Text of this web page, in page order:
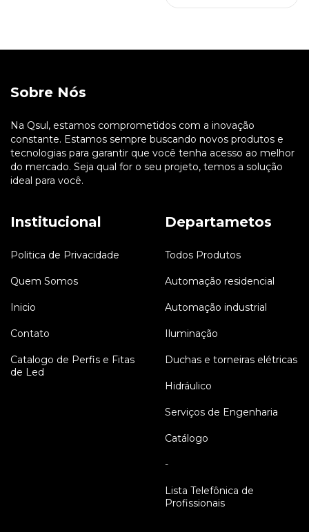
Sobre Nós
Na Qsul, estamos comprometidos com a inovação
constante. Estamos sempre buscando novos produtos e
tecnologias para garantir que você tenha acesso ao melhor
do mercado. Seja qual for o seu projeto, temos a solução
ideal para você.
Institucional
Politica de Privacidade
Quem Somos
Inicio
Contato
Catalogo de Perfis e Fitas
de Led
Departametos
Todos Produtos
Automação residencial
Automação industrial
Iluminação
Duchas e torneiras elétricas
Hidráulico
Serviços de Engenharia
Catálogo
-
Lista Telefônica de
Profissionais